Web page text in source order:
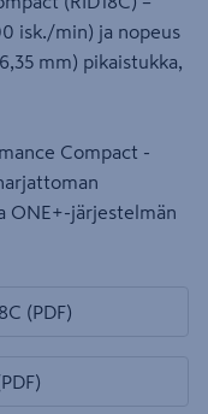
isk./min) ja nopeus
mm) pikaistukka,
Compact -
ONE+-järjestelmän
(PDF)